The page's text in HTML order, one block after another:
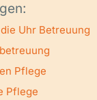
Uhr Betreuung
Pflege
Pflege